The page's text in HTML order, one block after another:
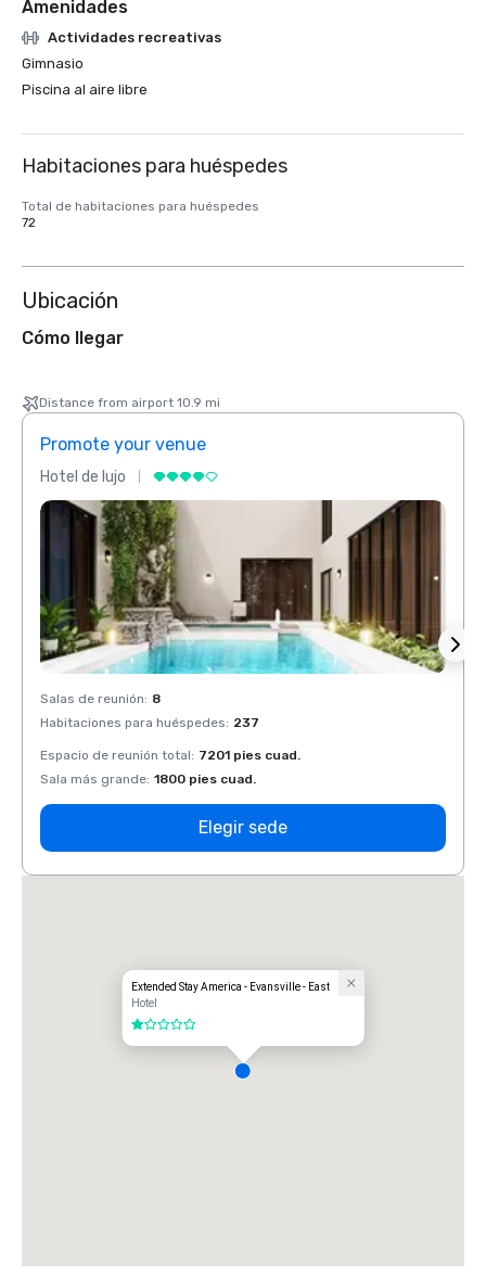
Amenidades
Actividades recreativas
Gimnasio
Piscina al aire libre
Habitaciones para huéspedes
Total de habitaciones para huéspedes
72
Ubicación
Cómo llegar
Distance from airport 10.9 mi
Promote your venue
Hotel de lujo
Salas de reunión: 8
Habitaciones para huéspedes: 237
Espacio de reunión total: 7201 pies cuad.
Sala más grande: 1800 pies cuad.
Elegir sede
Extended Stay America - Evansville - East
Hotel
1 de 5